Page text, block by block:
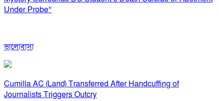
Under Probe”
ভালোবাসা
Cumilla AC (Land) Transferred After Handcuffing of
Journalists Triggers Outcry